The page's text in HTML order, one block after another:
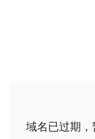
域名已过期，